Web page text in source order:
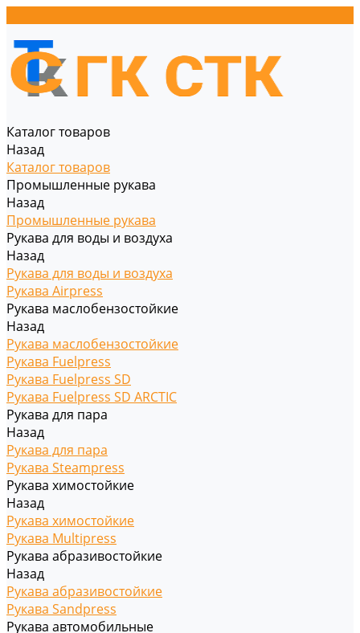
Каталог товаров
Назад
Каталог товаров
Промышленные рукава
Назад
Промышленные рукава
Рукава для воды и воздуха
Назад
Рукава для воды и воздуха
Рукава Airpress
Рукава маслобензостойкие
Назад
Рукава маслобензостойкие
Рукава Fuelpress
Рукава Fuelpress SD
Рукава Fuelpress SD ARCTIC
Рукава для пара
Назад
Рукава для пара
Рукава Steampress
Рукава химостойкие
Назад
Рукава химостойкие
Рукава Multipress
Рукава абразивостойкие
Назад
Рукава абразивостойкие
Рукава Sandpress
Рукава автомобильные